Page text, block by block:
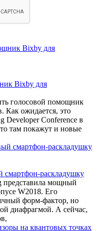
Bixby для
голосовой помощник
Как ожидается, это
Developer Conference в
там покажут и новые
смартфон-раскладушку
представила мощный
W2018. Его
форм-фактор, но
диафрагмой. А сейчас,